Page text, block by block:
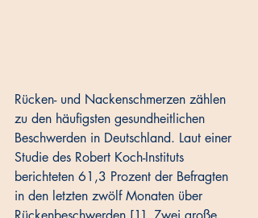
Rücken- und Nackenschmerzen zählen
zu den häufigsten gesundheitlichen
Beschwerden in Deutschland. Laut einer
Studie des Robert Koch-Instituts
berichteten 61,3 Prozent der Befragten
in den letzten zwölf Monaten über